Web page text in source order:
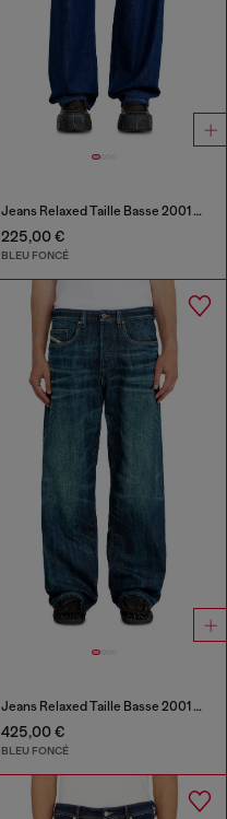
Jeans Relaxed Taille Basse 2001 D-Macro
225,00 €
BLEU FONCÉ
Jeans Relaxed Taille Basse 2001 D-Macro
425,00 €
BLEU FONCÉ